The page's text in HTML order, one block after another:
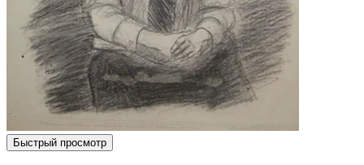
Быстрый просмотр